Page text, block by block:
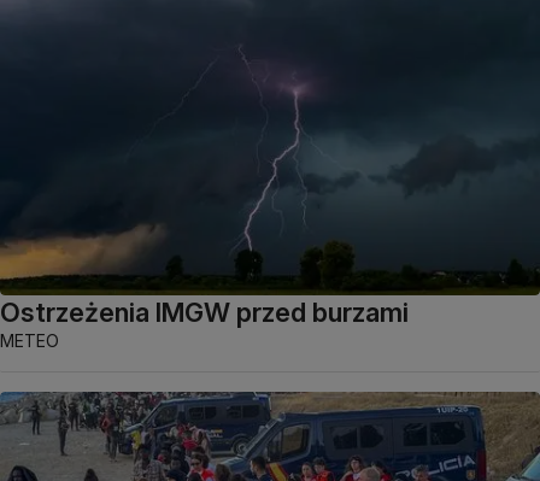
Ostrzeżenia IMGW przed burzami
METEO